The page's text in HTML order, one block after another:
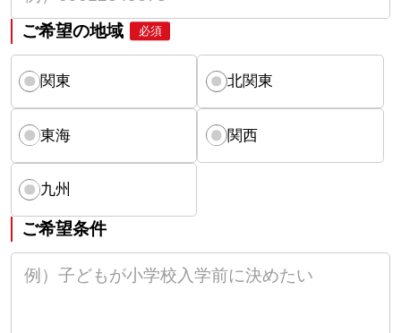
ご希望の地域 必須
関東 北関東
東海 関西
九州
ご希望条件